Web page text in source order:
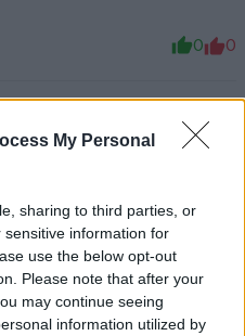
My Personal
sharing to third parties, or
information for
use the below opt-out
Please note that after your
may continue seeing
information utilized by
0 0
πετάχτηκε και
παθενουν όσοι κάνουν
Πανό.
0